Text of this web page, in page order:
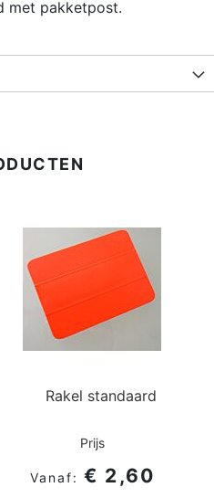
met pakketpost.
Rakel standaard
Prijs
€ 2,60